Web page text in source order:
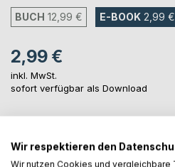
BUCH 12,99 € E-BOOK 2,99 €
2,99 €
inkl. MwSt.
sofort verfügbar als Download
Wir respektieren den
Wir nutzen Cookies und